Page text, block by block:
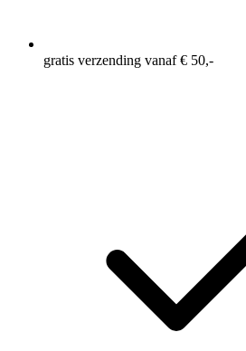
gratis verzending vanaf € 50,-